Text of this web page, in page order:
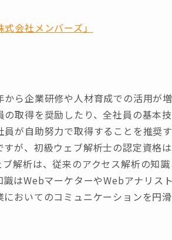
会社メンバーズ」
ら企業研修や人材育成での活用が増
取得を奨励したり、全社員の基本
が自助努力で取得することを推奨
が、初級ウェブ解析士の認定資格
解析は、従来のアクセス解析の知
はWebマーケターやWebアナリス
おいてのコミュニケーションを円